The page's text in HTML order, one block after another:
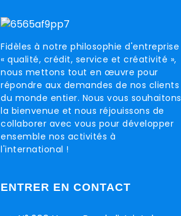
Fidèles à notre philosophie d'entreprise
« qualité, crédit, service et créativité »,
nous mettons tout en œuvre pour
répondre aux demandes de nos clients
du monde entier. Nous vous souhaitons
la bienvenue et nous réjouissons de
collaborer avec vous pour développer
ensemble nos activités à
l'international !
ENTRER EN CONTACT